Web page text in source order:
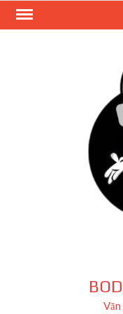
Skip